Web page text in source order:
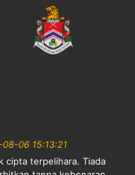
08-06 15:13:21
cipta terpelihara. Tiada